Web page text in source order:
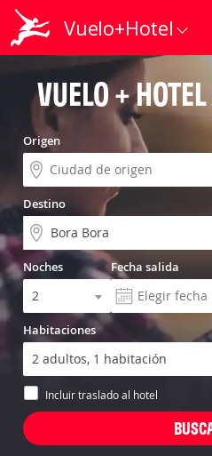
Vuelo+Hotel
VUELO +
Origen
Destino
Noches Fecha salida
Habitaciones
Incluir traslado al hotel